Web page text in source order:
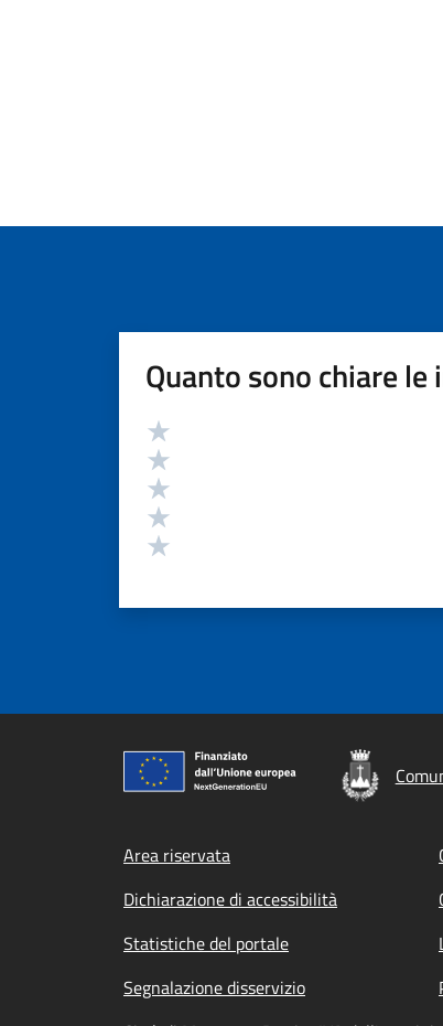
Quanto sono chiare
Valutazione
Footer menu
Area riservata
Dichiarazione di accessibilità
Statistiche del portale
Segnalazione disservizio